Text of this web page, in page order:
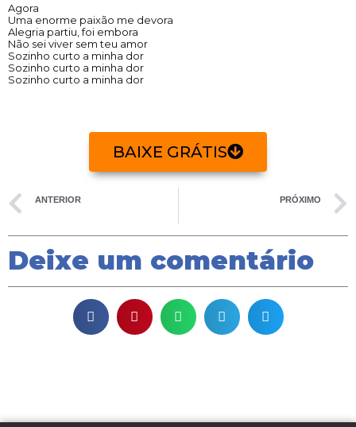
Agora
Uma enorme paixão me devora
Alegria partiu, foi embora
Não sei viver sem teu amor
Sozinho curto a minha dor
Sozinho curto a minha dor
Sozinho curto a minha dor
BAIXE GRÁTIS
ANTERIOR PRÓXIMO
Deixe um comentário